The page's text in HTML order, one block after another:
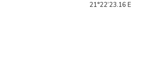
21°22‘23.16 E